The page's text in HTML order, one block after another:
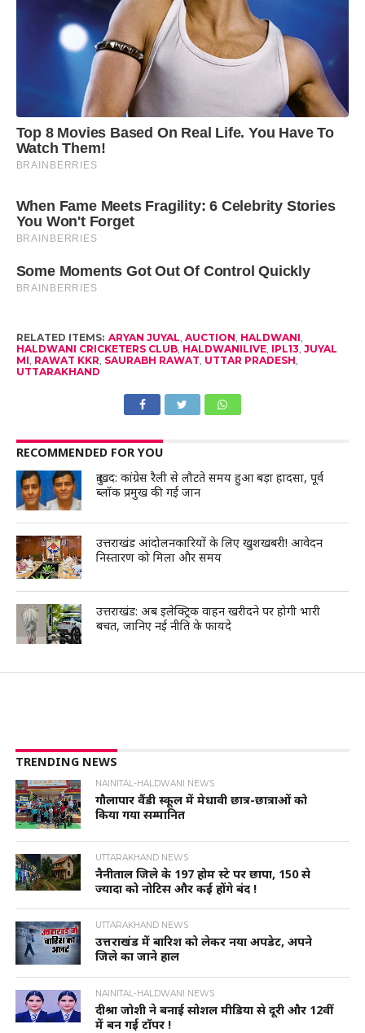
RELATED ITEMS: ARYAN JUYAL, AUCTION, HALDWANI,
HALDWANI CRICKETERS CLUB, HALDWANILIVE, IPL13, JUYAL
MI, RAWAT KKR, SAURABH RAWAT, UTTAR PRADESH,
UTTARAKHAND
RECOMMENDED FOR YOU
दुःखद: कांग्रेस रैली से लौटते समय हुआ बड़ा हादसा, पूर्व
ब्लॉक प्रमुख की गई जान
उत्तराखंड आंदोलनकारियों के लिए खुशखबरी! आवेदन
निस्तारण को मिला और समय
उत्तराखंड: अब इलेक्ट्रिक वाहन खरीदने पर होगी भारी
बचत, जानिए नई नीति के फायदे
TRENDING NEWS
NAINITAL-HALDWANI NEWS
गौलापार वैंडी स्कूल में मेधावी छात्र-छात्राओं को
किया गया सम्मानित
UTTARAKHAND NEWS
नैनीताल जिले के 197 होम स्टे पर छापा, 150 से
ज्यादा को नोटिस और कई होंगे बंद !
UTTARAKHAND NEWS
उत्तराखंड में बारिश को लेकर नया अपडेट, अपने
जिले का जाने हाल
NAINITAL-HALDWANI NEWS
दीश्रा जोशी ने बनाई सोशल मीडिया से दूरी और 12वीं
में बन गई टॉपर !